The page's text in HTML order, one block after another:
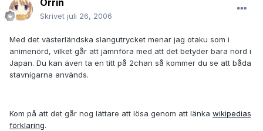
Orrin
Skrivet juli 26, 2006
Med det västerländska slangutrycket menar jag otaku som i
animenörd, vilket går att jämnföra med att det betyder bara nörd i
Japan. Du kan även ta en titt på 2chan så kommer du se att båda
stavnigarna används.
Kom på att det går nog lättare att lösa genom att länka wikipedias
förklaring.